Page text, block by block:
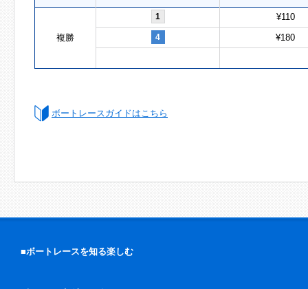
複勝
1 ¥110
4 ¥180
ボートレースガイドはこちら
■ボートレースを知る楽しむ